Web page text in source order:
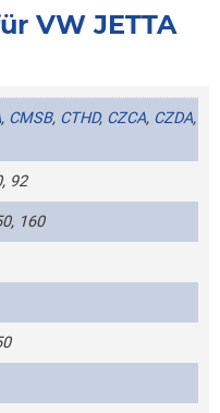
VW JETTA
, CMSB, CTHD, CZCA, CZDA,
92
160